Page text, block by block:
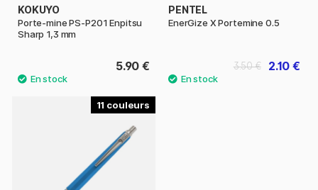
KOKUYO
Porte-mine PS-P201 Enpitsu
Sharp 1,3 mm
5.90 €
PENTEL
EnerGize X Portemine 0.5
2.10 €
3.50 €
11